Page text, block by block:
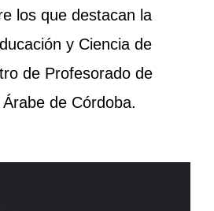
los que destacan la
y Ciencia de
de Profesorado de
de Córdoba.